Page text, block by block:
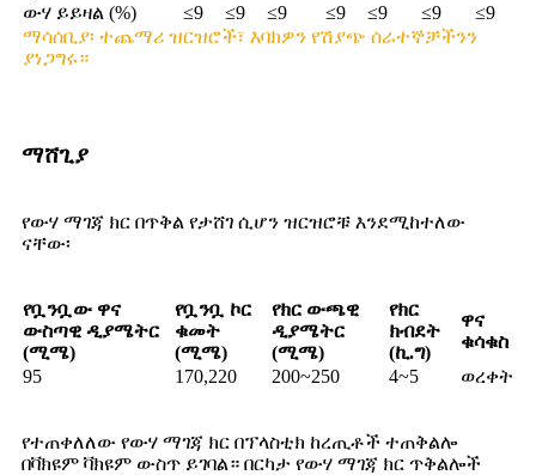
ውሃ ይይዛል (%)
≤9 ≤9 ≤9 ≤9 ≤9 ≤9
≤9
ማሳሰቢያ፡ ተጨማሪ ዝርዝሮች፣ እባክዎን የሽያጭ ሰራተኞቻችንን
ያነጋግሩ።
ማሸጊያ
የውሃ ማገጃ ክር በጥቅል የታሸገ ሲሆን ዝርዝሮቹ እንደሚከተለው
ናቸው፡
የቧንቧው ዋና
ውስጣዊ ዲያሜትር
(ሚሜ)
የቧንቧ ኮር
ቁመት
(ሚሜ)
የክር ውጫዊ
ዲያሜትር
(ሚሜ)
የክር
ክብደት
(ኪ.ግ)
ዋና
ቁሳቁስ
95
170,220 200~250 4~5 ወረቀት
የተጠቀለለው የውሃ ማገጃ ክር በፕላስቲክ ከረጢቶች ተጠቅልሎ
በቫክዩም ቫክዩም ውስጥ ይገባል። በርካታ የውሃ ማገጃ ክር ጥቅልሎች